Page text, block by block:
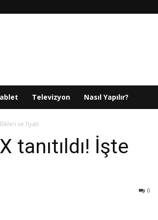
Televizyon Nasıl Yapılır?
ve fiyatı
tanıtıldı! İşte
0